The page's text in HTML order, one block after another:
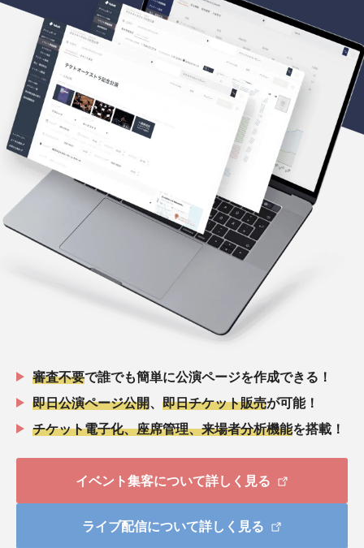
審査不要で誰でも簡単に公演ページを作成できる！
即日公演ページ公開
即日チケット販売が可能！
チケット電子化、座席管理、来場者分析機能を搭載！
イベント集客について詳しく見る
ライブ配信について詳しく見る